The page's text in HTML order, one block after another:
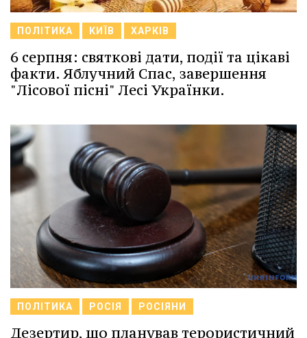
ПОЛІТИКА КИЇВ ХАРКІВ
6 серпня: святкові дати, події та цікаві
факти. Яблучний Спас, завершення
"Лісової пісні" Лесі Українки.
ПОЛІТИКА РОСІЯ РОСІЯНИ
Дезертир, що планував терористичний